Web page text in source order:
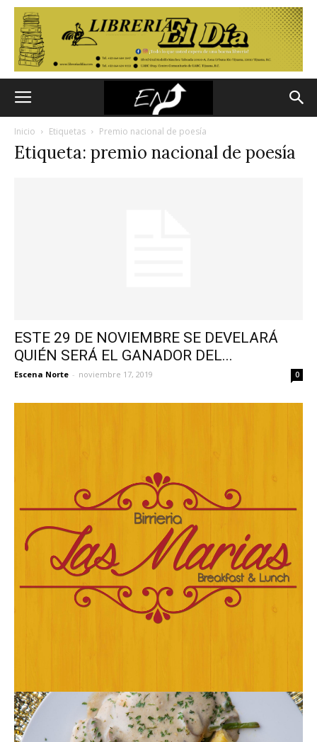
Inicio Etiquetas Premio nacional de poesía
Etiqueta: premio nacional de poesía
ESTE 29 DE NOVIEMBRE SE DEVELARÁ
QUIÉN SERÁ EL GANADOR DEL...
Escena Norte - noviembre 17, 2019 0